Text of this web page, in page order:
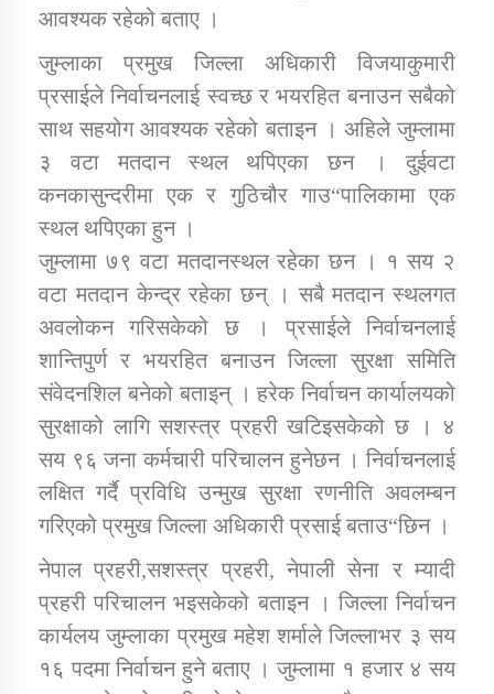
तातोपानी गाउँपालिका जुम्लाको सूचना
आवश्यक रहेको बताए ।
जुम्लाका प्रमुख जिल्ला अधिकारी विजयाकुमारी
प्रसाईले निर्वाचनलाई स्वच्छ र भयरहित बनाउन सबैको
साथ सहयोग आवश्यक रहेको बताइन । अहिले जुम्लामा
३ वटा मतदान स्थल थपिएका छन । दुईवटा
कनकासुन्दरीमा एक र गुठिचौर गाउ“पालिकामा एक
स्थल थपिएका हुन ।
जुम्लामा ७९ वटा मतदानस्थल रहेका छन । १ सय २
वटा मतदान केन्द्र रहेका छन् । सबै मतदान स्थलगत
अवलोकन गरिसकेको छ । प्रसाईले निर्वाचनलाई
शान्तिपुर्ण र भयरहित बनाउन जिल्ला सुरक्षा समिति
संवेदनशिल बनेको बताइन् । हरेक निर्वाचन कार्यालयको
सुरक्षाको लागि सशस्त्र प्रहरी खटिइसकेको छ । ४
सय ९६ जना कर्मचारी परिचालन हुनेछन । निर्वाचनलाई
लक्षित गर्दै प्रविधि उन्मुख सुरक्षा रणनीति अवलम्बन
गरिएको प्रमुख जिल्ला अधिकारी प्रसाई बताउ“छिन ।
नेपाल प्रहरी,सशस्त्र प्रहरी, नेपाली सेना र म्यादी
प्रहरी परिचालन भइसकेको बताइन । जिल्ला निर्वाचन
कार्यलय जुम्लाका प्रमुख महेश शर्माले जिल्लाभर ३ सय
१६ पदमा निर्वाचन हुने बताए । जुम्लामा १ हजार ४ सय